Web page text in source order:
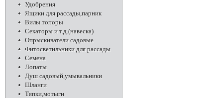
Удобрения
Ящики для рассады,парник
Вилы.топоры
Секаторы и т.д.(навеска)
Опрыскиватели садовые
Фитосветильники для рассады
Семена
Лопаты
Душ садовый,умывальники
Шланги
Тяпки,мотыги